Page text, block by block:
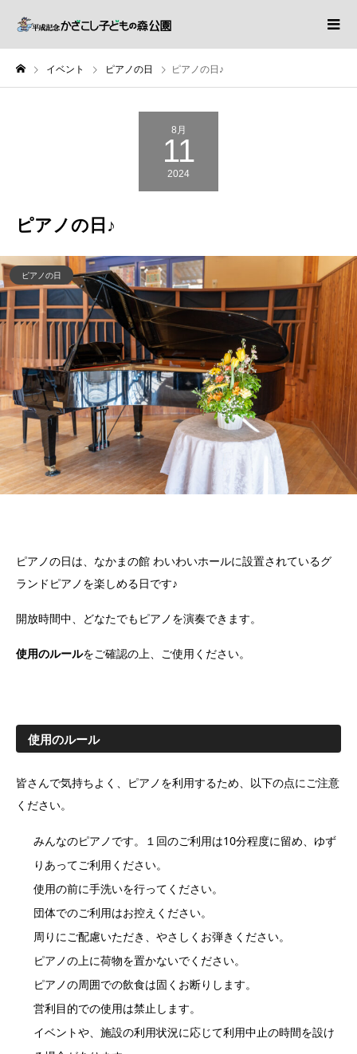
イベント ピアノの日 ピアノの日♪
8月
11
2024
ピアノの日♪
ピアノの日
ピアノの日は、なかまの館 わいわいホールに設置されているグ
ランドピアノを楽しめる日です♪
開放時間中、どなたでもピアノを演奏できます。
使用のルールをご確認の上、ご使用ください。
使用のルール
皆さんで気持ちよく、ピアノを利用するため、以下の点にご注意
ください。
みんなのピアノです。１回のご利用は10分程度に留め、ゆず
りあってご利用ください。
使用の前に手洗いを行ってください。
団体でのご利用はお控えください。
周りにご配慮いただき、やさしくお弾きください。
ピアノの上に荷物を置かないでください。
ピアノの周囲での飲食は固くお断りします。
営利目的での使用は禁止します。
イベントや、施設の利用状況に応じて利用中止の時間を設け